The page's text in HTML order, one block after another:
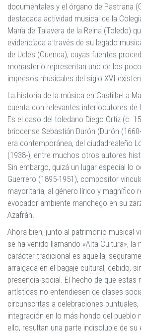
documentales y el órgano de Pastrana
destacada actividad musical de la
María de Talavera de la Reina (Toledo)
evidenciada a través de su legado
de Uclés (Cuenca), cuyas fuentes
monasterio representan uno de los
impresos musicales del siglo XVI
La historia de la música en Castilla-La
cuenta con relevantes interlocutores de
Es el caso del toledano Diego Ortiz (c.
briocense Sebastián Durón (Durón
era contemporánea, del ciudadrealeño
(1938-), entre muchos otros autores
Sin embargo, quizá un lugar especial lo
Guerrero (1895-1951), compositor
mayoritaria, al género lírico y magnífico
evocador ambiente manchego en su
Azafrán.
Ahora bien, junto al patrimonio musical
se ha venido llamando «Alta Cultura», la
carácter tradicional es aquella,
arraigada en el bagaje cultural, debido,
presencia social. El hecho de que estas
artísticas no entendiesen de clases
circunscritas a celebraciones
integración en lo más hondo del pueblo
ello, resultan una parte indisoluble de su